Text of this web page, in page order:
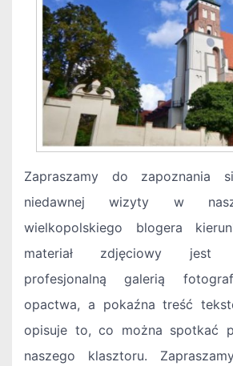
Zapraszamy do
niedawnej wizyty w
wielkopolskiego blogera
materiał zdjęciowy jest
profesjonalną galerią
opactwa, a pokaźna treść
opisuje to, co można spotkać
naszego klasztoru.